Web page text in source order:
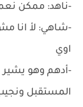
-ناهد: ممكن نعمل
-شاهي: لأ انا
اوي
-أدهم وهو يشير
المستقبل